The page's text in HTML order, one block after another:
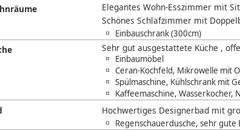
Elegantes Wohn-Esszimmer mit
Schönes Schlafzimmer mit
Einbauschrank (300cm)
Sehr gut ausgestattete Küche ,
Einbaumöbel
Ceran-Kochfeld, Mikrowelle mit
Spülmaschine, Kühlschrank mit
Kaffeemaschine, Wasserkocher,
Hochwertiges Designerbad mit
Regenschauerdusche, sehr